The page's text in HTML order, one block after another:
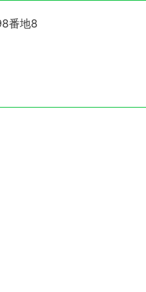
番地8